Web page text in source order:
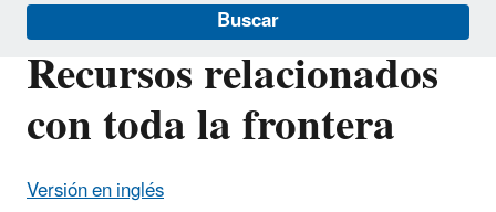
Buscar
Recursos relacionados
con toda la frontera
Versión en inglés